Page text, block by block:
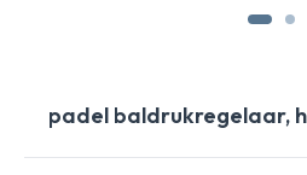
padel baldrukregelaar,